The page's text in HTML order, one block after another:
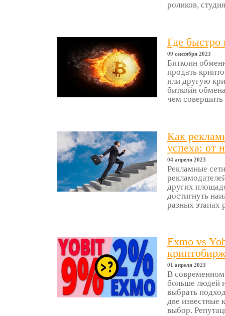
роликов,
Где быстро
09 сентября 2023
Биткоин
продать
или другую
биткойн
чем совершить
Как
успеха: от
04 апреля 2023
Рекламные
других
достигнуть
разных этапах
Exmo vs
криптобирж
01 апреля 2023
В современном
больше людей
выбрать
две известные
выбор.